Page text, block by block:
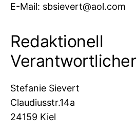
E-Mail: sbsievert@aol.com
Redaktionell
Verantwortlicher
Stefanie Sievert
Claudiusstr.14a
24159 Kiel